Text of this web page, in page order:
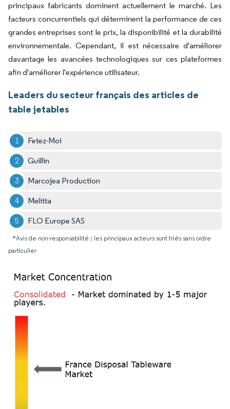
principaux fabricants dominent actuellement le marché. Les
facteurs concurrentiels qui déterminent la performance de ces
grandes entreprises sont le prix, la disponibilité et la durabilité
environnementale. Cependant, il est nécessaire d'améliorer
davantage les avancées technologiques sur ces plateformes
afin d'améliorer l'expérience utilisateur.
Leaders du secteur français des articles de
table jetables
Fetez-Moi
Guillin
Marcojea Production
Melitta
FLO Europe SAS
*Avis de non-responsabilité : les principaux acteurs sont triés sans ordre
particulier